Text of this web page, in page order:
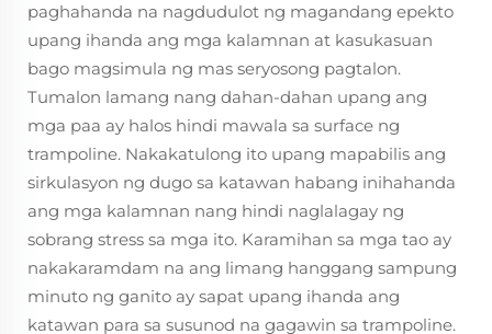
paghahanda na nagdudulot ng magandang epekto
upang ihanda ang mga kalamnan at kasukasuan
bago magsimula ng mas seryosong pagtalon.
Tumalon lamang nang dahan-dahan upang ang
mga paa ay halos hindi mawala sa surface ng
trampoline. Nakakatulong ito upang mapabilis ang
sirkulasyon ng dugo sa katawan habang inihahanda
ang mga kalamnan nang hindi naglalagay ng
sobrang stress sa mga ito. Karamihan sa mga tao ay
nakakaramdam na ang limang hanggang sampung
minuto ng ganito ay sapat upang ihanda ang
katawan para sa susunod na gagawin sa trampoline.